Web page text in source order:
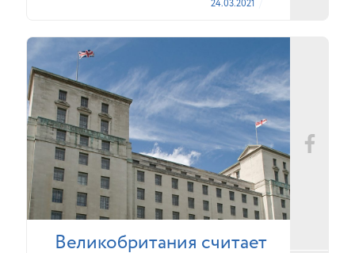
24.03.2021
Великобритания считает